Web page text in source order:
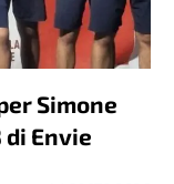
Simone
Envie